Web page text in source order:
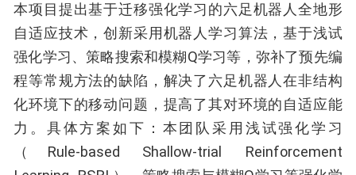
本项目提出基于迁移强化学习的六足机器人全地形
自适应技术，创新采用机器人学习算法，基于浅试
强化学习、策略搜索和模糊Q学习等，弥补了预先编
程等常规方法的缺陷，解决了六足机器人在非结构
化环境下的移动问题，提高了其对环境的自适应能
力。具体方案如下：本团队采用浅试强化学习
（Rule-based Shallow-trial Reinforcement